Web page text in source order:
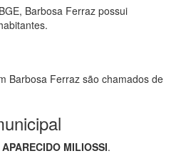
Barbosa Ferraz possui
Barbosa Ferraz são chamados de
MILIOSSI.